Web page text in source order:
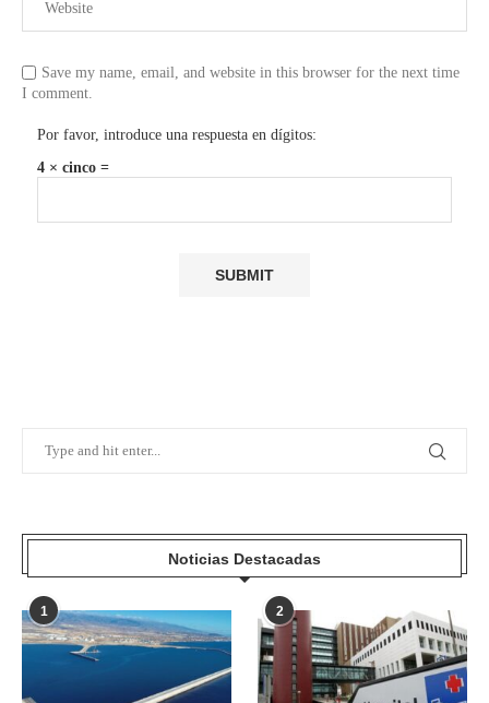
Save my name, email, and website in this browser for the next time
I comment.
Por favor, introduce una respuesta en dígitos:
4 × cinco =
Noticias Destacadas
1 2